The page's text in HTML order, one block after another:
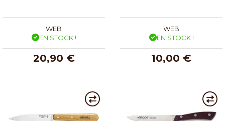
WEB
EN STOCK !
20,90 €
WEB
EN STOCK !
10,00 €